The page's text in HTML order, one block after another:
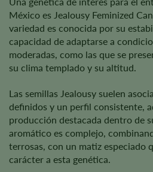
México es Jealousy Feminized
variedad es conocida por su
capacidad de adaptarse a
moderadas, como las que se
su clima templado y su altitud.
Las semillas Jealousy suelen
definidos y un perfil consistente,
producción destacada dentro de
aromático es complejo,
terrosas, con un matiz especiado
carácter a esta genética.